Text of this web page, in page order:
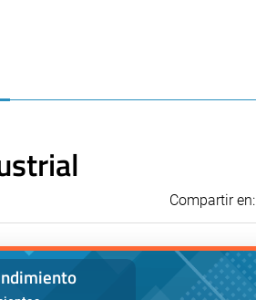
Compartir en: